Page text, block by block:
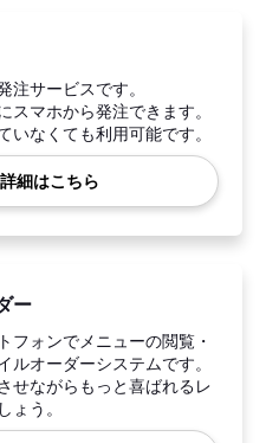
注サービスです。
スマホから発注できます。
いなくても利用可能です。
詳細はこちら
ー
フォンでメニューの閲覧・
ルオーダーシステムです。
せながらもっと喜ばれるレ
ょう。